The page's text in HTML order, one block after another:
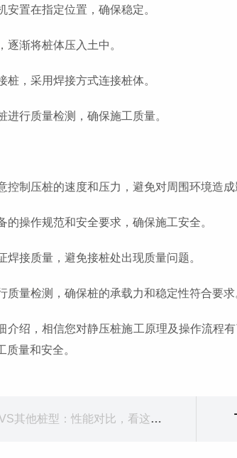
安置在指定位置，确保稳定。
逐渐将桩体压入土中。
桩，采用焊接方式连接桩体。
进行质量检测，确保施工质量。
控制压桩的速度和压力，避免对周围环境造成
的操作规范和安全要求，确保施工安全。
焊接质量，避免接桩处出现质量问题。
质量检测，确保桩的承载力和稳定性符合要求
介绍，相信您对静压桩施工原理及操作流程
量和安全。
他桩型：性能对比，看这篇就够了！